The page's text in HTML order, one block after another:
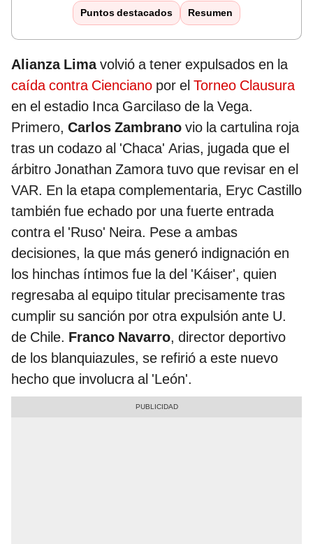
Puntos destacados Resumen
Alianza Limavolvió a tener expulsados en la
caída contra Cienciano por el Torneo Clausura
en el estadio Inca Garcilaso de la Vega.
Primero, Carlos Zambrano vio la cartulina roja
tras un codazo al 'Chaca' Arias, jugada que el
árbitro Jonathan Zamora tuvo que revisar en el
VAR. En la etapa complementaria, Eryc Castillo
también fue echado por una fuerte entrada
contra el 'Ruso' Neira. Pese a ambas
decisiones, la que más generó indignación en
los hinchas íntimos fue la del 'Káiser', quien
regresaba al equipo titular precisamente tras
cumplir su sanción por otra expulsión ante U.
de Chile. Franco Navarro, director deportivo
de los blanquiazules, se refirió a este nuevo
hecho que involucra al 'León'.